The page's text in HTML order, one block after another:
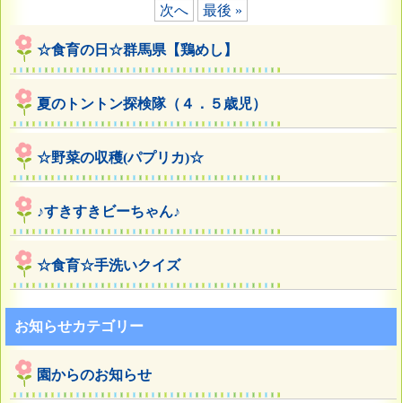
次へ
最後 »
☆食育の日☆群馬県【鶏めし】
夏のトントン探検隊（４．５歳児）
☆野菜の収穫(パプリカ)☆
♪すきすきビーちゃん♪
☆食育☆手洗いクイズ
お知らせカテゴリー
園からのお知らせ